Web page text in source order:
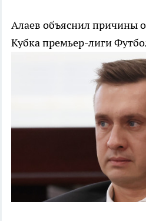
Алаев объяснил причины
Кубка премьер-лиги